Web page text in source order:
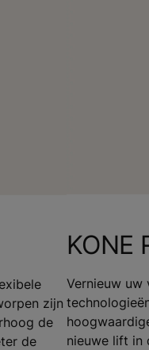
zijn
de
de
KONE
Vernieuw
nieuwe lift in